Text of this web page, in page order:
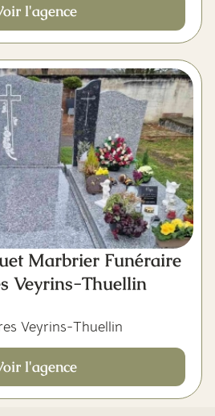
l'agence
Marbrier Funéraire
Veyrins-Thuellin
Veyrins-Thuellin
l'agence